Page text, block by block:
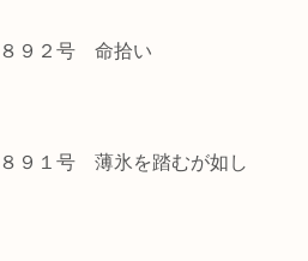
９２号 命拾い
９１号 薄氷を踏むが如し